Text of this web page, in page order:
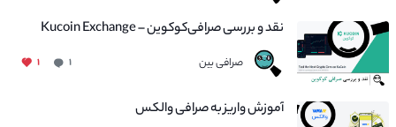
نقد و بررسی صرافی‌کوکوین – Kucoin Exchange
صرافی بین ۱ ۱
آموزش واریز به صرافی والکس